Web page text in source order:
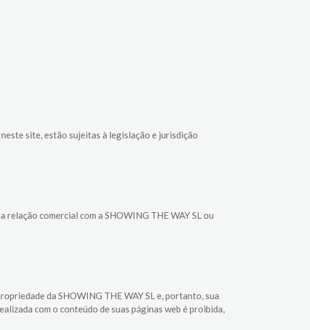
site, estão sujeitas à legislação e jurisdição
comercial com a SHOWING THE WAY SL ou
da SHOWING THE WAY SL e, portanto, sua
com o conteúdo de suas páginas web é proibida,